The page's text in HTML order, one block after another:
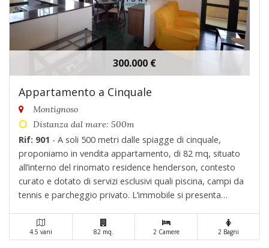
300.000 €
Appartamento a Cinquale
Montignoso
Distanza dal mare: 500m
Rif: 901 - A soli 500 metri dalle spiagge di cinquale,
proponiamo in vendita appartamento, di 82 mq, situato
all’interno del rinomato residence henderson, contesto
curato e dotato di servizi esclusivi quali piscina, campi da
tennis e parcheggio privato. L’immobile si presenta
che come investimento. Composizione. . .
4.5 vani 82 mq. 2 Camere 2 Bagni